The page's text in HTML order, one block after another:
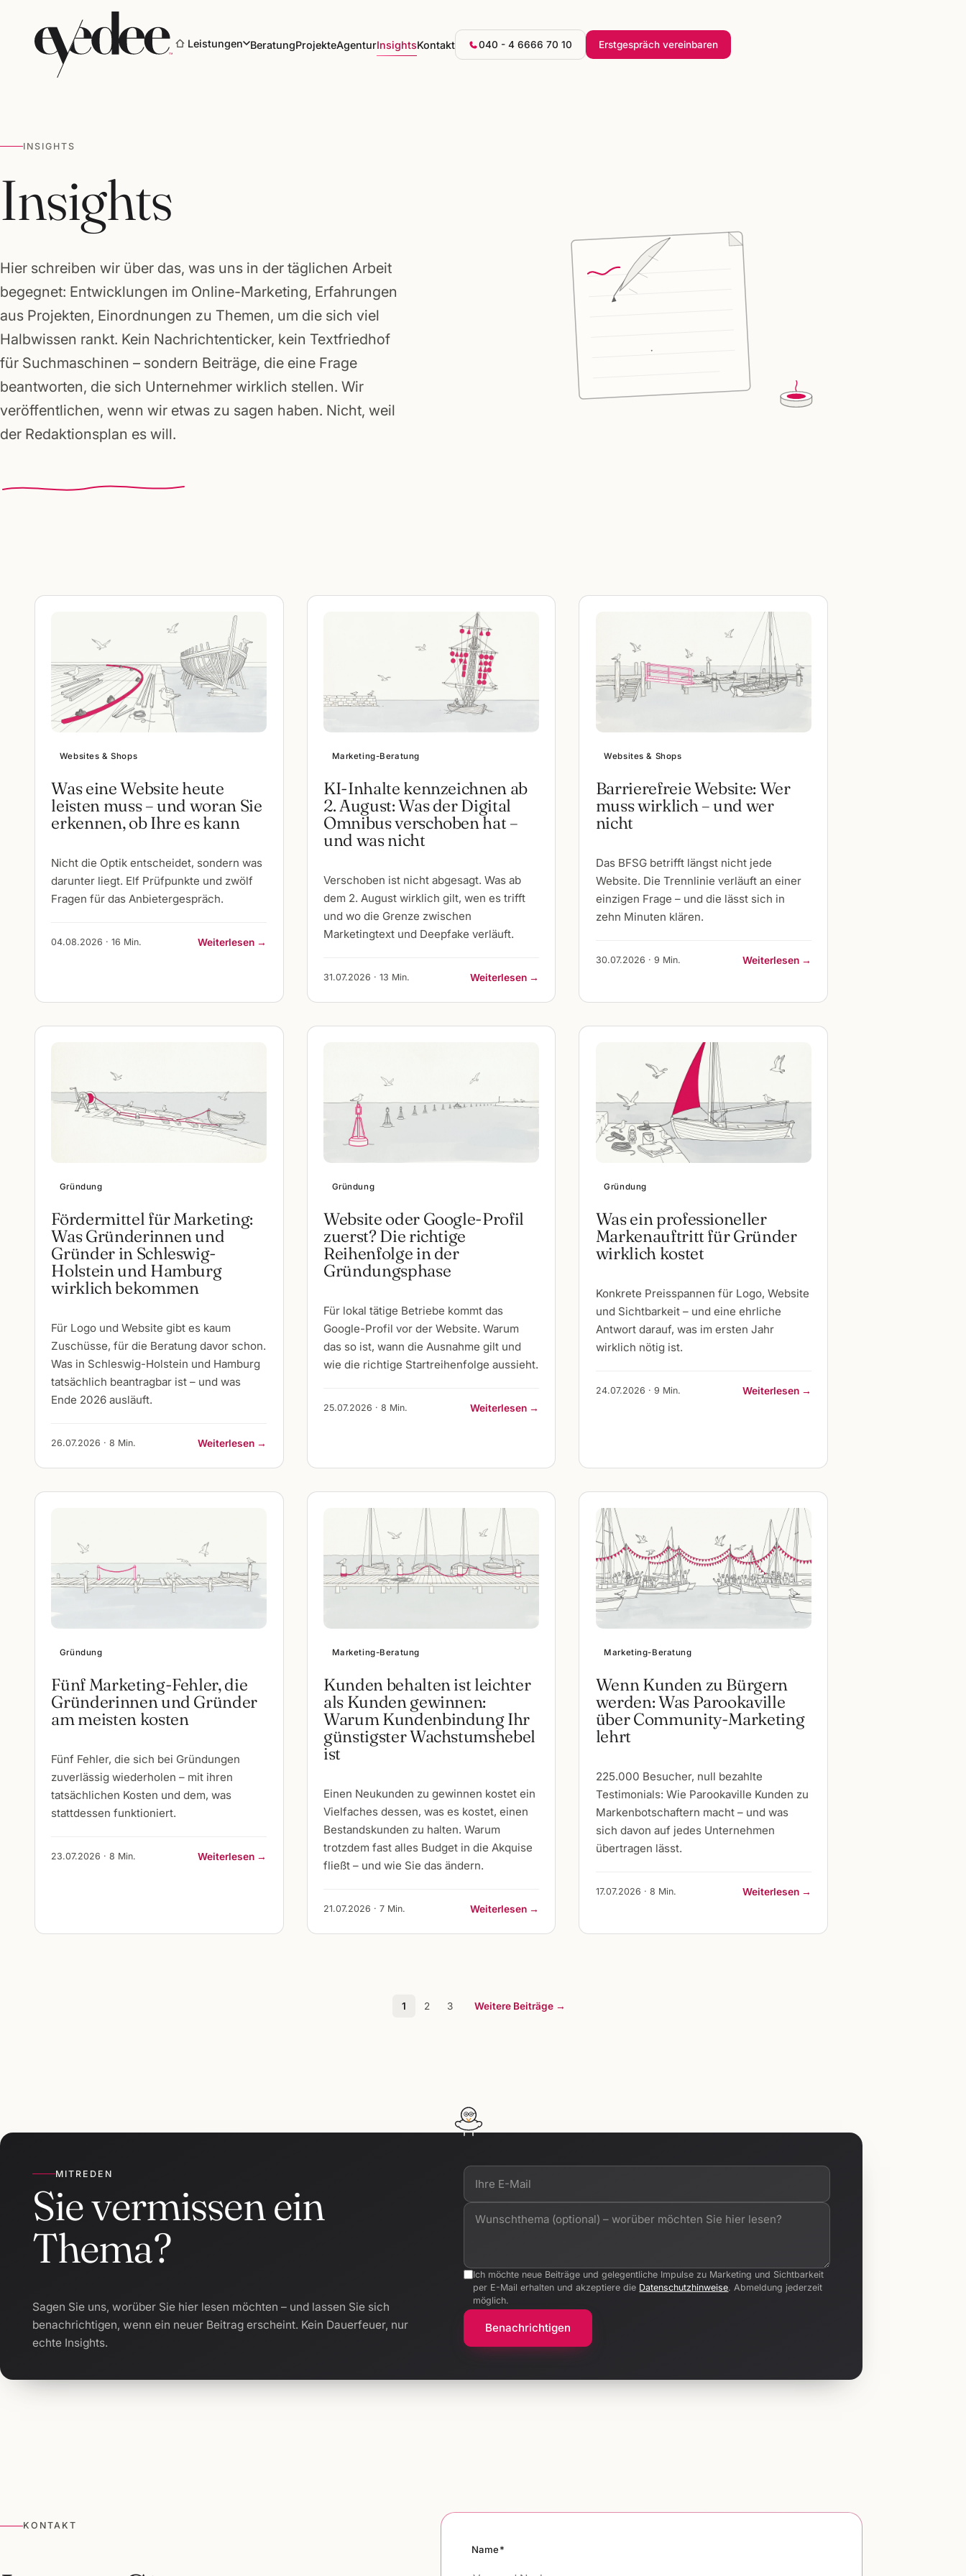
Leistungen BeratungProjekteAgenturInsightsKontakt 040 - 4 6666 70 10 Erstgespräch vereinbaren
Websites & Shops
SEO & KI-Sichtbarkeit
Gründerpakete
INSIGHTS
Insights
Hier schreiben wir über das, was uns in der täglichen Arbeit
begegnet: Entwicklungen im Online-Marketing, Erfahrungen
aus Projekten, Einordnungen zu Themen, um die sich viel
Halbwissen rankt. Kein Nachrichtenticker, kein Textfriedhof
für Suchmaschinen – sondern Beiträge, die eine Frage
beantworten, die sich Unternehmer wirklich stellen. Wir
veröffentlichen, wenn wir etwas zu sagen haben. Nicht, weil
der Redaktionsplan es will.
Websites & Shops
Was eine Website heute
leisten muss – und woran Sie
erkennen, ob Ihre es kann
Nicht die Optik entscheidet, sondern was
darunter liegt. Elf Prüfpunkte und zwölf
Fragen für das Anbietergespräch.
04.08.2026 · 16 Min. Weiterlesen →
Marketing-Beratung
KI-Inhalte kennzeichnen ab
2. August: Was der Digital
Omnibus verschoben hat –
und was nicht
Verschoben ist nicht abgesagt. Was ab
dem 2. August wirklich gilt, wen es trifft
und wo die Grenze zwischen
Marketingtext und Deepfake verläuft.
31.07.2026 · 13 Min. Weiterlesen →
Websites & Shops
Barrierefreie Website: Wer
muss wirklich – und wer
nicht
Das BFSG betrifft längst nicht jede
Website. Die Trennlinie verläuft an einer
einzigen Frage – und die lässt sich in
zehn Minuten klären.
30.07.2026 · 9 Min. Weiterlesen →
Gründung
Fördermittel für Marketing:
Was Gründerinnen und
Gründer in Schleswig-
Holstein und Hamburg
wirklich bekommen
Für Logo und Website gibt es kaum
Zuschüsse, für die Beratung davor schon.
Was in Schleswig-Holstein und Hamburg
tatsächlich beantragbar ist – und was
Ende 2026 ausläuft.
26.07.2026 · 8 Min. Weiterlesen →
Gründung
Website oder Google-Profil
zuerst? Die richtige
Reihenfolge in der
Gründungsphase
Für lokal tätige Betriebe kommt das
Google-Profil vor der Website. Warum
das so ist, wann die Ausnahme gilt und
wie die richtige Startreihenfolge aussieht.
25.07.2026 · 8 Min. Weiterlesen →
Gründung
Was ein professioneller
Markenauftritt für Gründer
wirklich kostet
Konkrete Preisspannen für Logo, Website
und Sichtbarkeit – und eine ehrliche
Antwort darauf, was im ersten Jahr
wirklich nötig ist.
24.07.2026 · 9 Min. Weiterlesen →
Gründung
Fünf Marketing-Fehler, die
Gründerinnen und Gründer
am meisten kosten
Fünf Fehler, die sich bei Gründungen
zuverlässig wiederholen – mit ihren
tatsächlichen Kosten und dem, was
stattdessen funktioniert.
23.07.2026 · 8 Min. Weiterlesen →
Marketing-Beratung
Kunden behalten ist leichter
als Kunden gewinnen:
Warum Kundenbindung Ihr
günstigster Wachstumshebel
ist
Einen Neukunden zu gewinnen kostet ein
Vielfaches dessen, was es kostet, einen
Bestandskunden zu halten. Warum
trotzdem fast alles Budget in die Akquise
fließt – und wie Sie das ändern.
21.07.2026 · 7 Min. Weiterlesen →
Marketing-Beratung
Wenn Kunden zu Bürgern
werden: Was Parookaville
über Community-Marketing
lehrt
225.000 Besucher, null bezahlte
Testimonials: Wie Parookaville Kunden zu
Markenbotschaftern macht – und was
sich davon auf jedes Unternehmen
übertragen lässt.
17.07.2026 · 8 Min. Weiterlesen →
1 2 3 Weitere Beiträge →
MITREDEN
Sie vermissen ein
Thema?
Sagen Sie uns, worüber Sie hier lesen möchten – und lassen Sie sich
benachrichtigen, wenn ein neuer Beitrag erscheint. Kein Dauerfeuer, nur
echte Insights.
Ich möchte neue Beiträge und gelegentliche Impulse zu Marketing und Sichtbarkeit
per E-Mail erhalten und akzeptiere die Datenschutzhinweise. Abmeldung jederzeit
möglich.
Benachrichtigen
KONTAKT
Name*